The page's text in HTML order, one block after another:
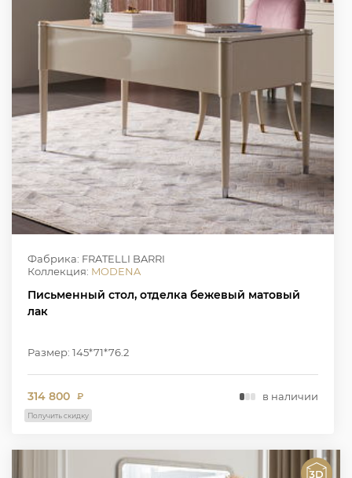
Фабрика: FRATELLI BARRI
Коллекция: MODENA
Письменный стол, отделка бежевый матовый
лак
Размер: 145*71*76.2
314 800 ₽ в наличии
Получить скидку